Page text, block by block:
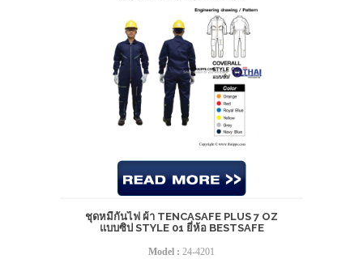
ชุดหมีกันไฟ ผ้า TENCASAFE PLUS 7 OZ
แบบซิป STYLE 01 ยี่ห้อ BESTSAFE
Model : 24-4201